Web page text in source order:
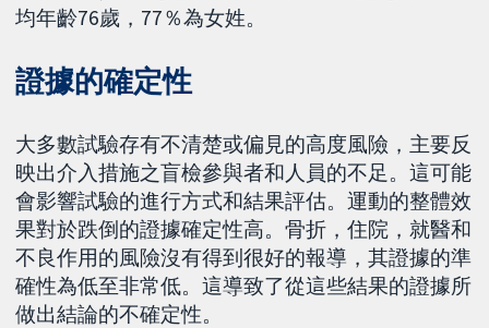
均年齡76歲，77％為女姓。
證據的確定性
大多數試驗存有不清楚或偏見的高度風險，主要反
映出介入措施之盲檢參與者和人員的不足。這可能
會影響試驗的進行方式和結果評估。運動的整體效
果對於跌倒的證據確定性高。骨折，住院，就醫和
不良作用的風險沒有得到很好的報導，其證據的準
確性為低至非常低。這導致了從這些結果的證據所
做出結論的不確定性。